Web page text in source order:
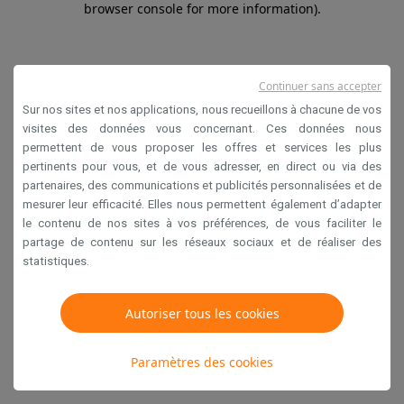
browser console for more information).
Sur nos sites et nos applications, nous recueillons à chacune de vos
visites des données vous concernant. Ces données nous
permettent de vous proposer les offres et services les plus
pertinents pour vous, et de vous adresser, en direct ou via des
partenaires, des communications et publicités personnalisées et de
mesurer leur efficacité. Elles nous permettent également d’adapter
le contenu de nos sites à vos préférences, de vous faciliter le
partage de contenu sur les réseaux sociaux et de réaliser des
statistiques.
Autoriser tous les cookies
Paramètres des cookies
Continuer sans accepter